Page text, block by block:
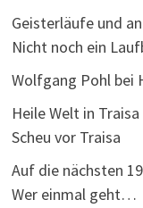
Geisterläufe und
Nicht noch ein
Wolfgang Pohlbei
Heile Welt in
Scheu vor Traisa
Auf die nächsten
Wer einmal geht…